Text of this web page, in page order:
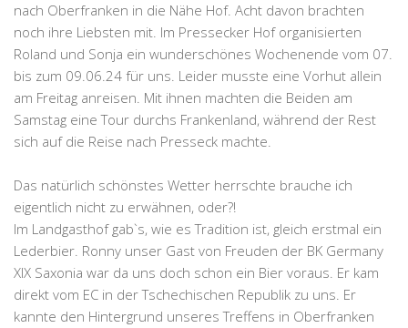
nach Oberfranken in die Nähe Hof. Acht davon brachten
noch ihre Liebsten mit. Im Pressecker Hof organisierten
Roland und Sonja ein wunderschönes Wochenende vom 07.
bis zum 09.06.24 für uns. Leider musste eine Vorhut allein
am Freitag anreisen. Mit ihnen machten die Beiden am
Samstag eine Tour durchs Frankenland, während der Rest
sich auf die Reise nach Presseck machte.
Das natürlich schönstes Wetter herrschte brauche ich
eigentlich nicht zu erwähnen, oder?!
Im Landgasthof gab`s, wie es Tradition ist, gleich erstmal ein
Lederbier. Ronny unser Gast von Freuden der BK Germany
XIX Saxonia war da uns doch schon ein Bier voraus. Er kam
direkt vom EC in der Tschechischen Republik zu uns. Er
kannte den Hintergrund unseres Treffens in Oberfranken